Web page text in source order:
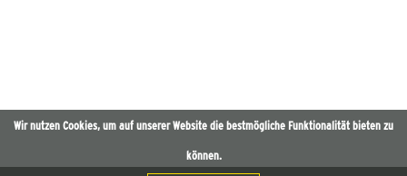
Wir nutzen Cookies, um auf unserer Website die bestmögliche Funktionalität bieten zu
können.